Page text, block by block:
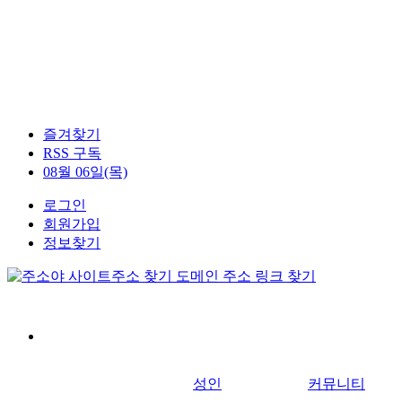
즐겨찾기
RSS 구독
08월 06일(목)
로그인
회원가입
정보찾기
성인 커뮤니티